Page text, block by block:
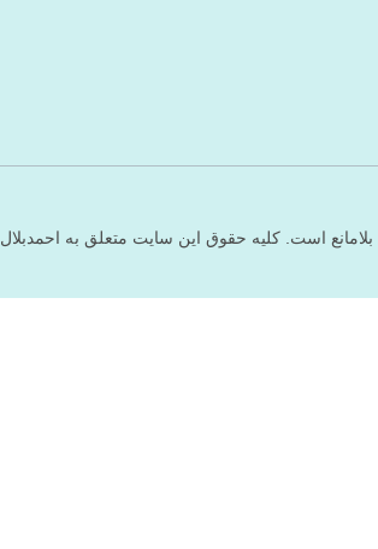
است. کلیه حقوق این سایت متعلق به